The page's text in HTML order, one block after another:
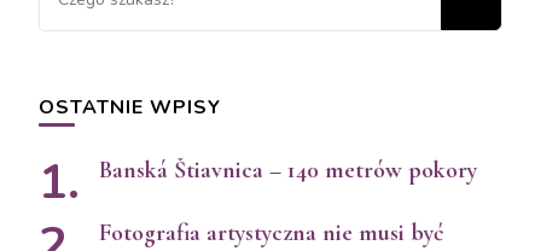
OSTATNIE WPISY
Banská Štiavnica – 140 metrów pokory
Fotografia artystyczna nie musi być